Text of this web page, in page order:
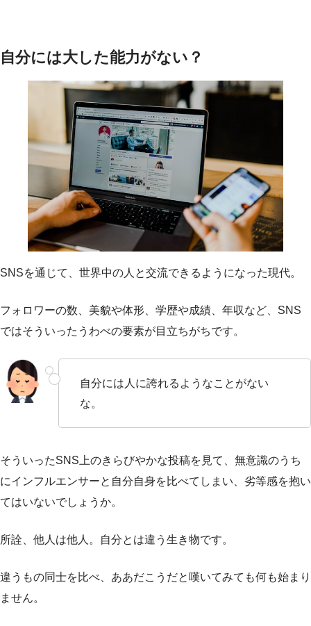
自分には大した能力がない？
SNSを通じて、世界中の人と交流できるようになった現代。
フォロワーの数、美貌や体形、学歴や成績、年収など、SNS
ではそういったうわべの要素が目立ちがちです。
自分には人に誇れるようなことがない
な。
そういったSNS上のきらびやかな投稿を見て、無意識のうち
にインフルエンサーと自分自身を比べてしまい、劣等感を抱い
てはいないでしょうか。
所詮、他人は他人。自分とは違う生き物です。
違うもの同士を比べ、ああだこうだと嘆いてみても何も始まり
ません。